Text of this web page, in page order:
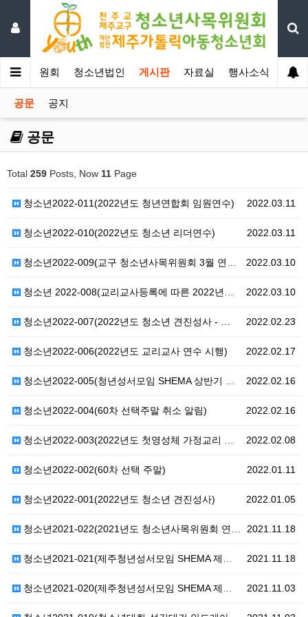
사목위원회 청소년법인 게시판 자료실 행사소식
공문 공지
공문
Total 259 Posts, Now 11 Page
2022.03.11
청소년2022-011(2022년도 청년연합회 임원연수)
2022.03.11
청소년2022-010(2022년도 청소년 리더연수)
2022.03.10
청소년2022-009(교구 청소년사목위원회 3월 연수일…
2022.03.10
청소년 2022-008(교리교사등록에 따른 2022년도…
2022.02.23
청소년2022-007(2022년도 청소년 견진성사 - …
2022.02.17
청소년2022-006(2022년도 교리교사 연수 시행)
2022.02.16
청소년2022-005(청년성서모임 SHEMA 상반기 그…
2022.02.16
청소년2022-004(60차 선택주말 취소 알림)
2022.02.08
청소년2022-003(2022년도 첫영성체 가정교리 교…
2022.01.11
청소년2022-002(60차 선택 주말)
2022.01.05
청소년2022-001(2022년도 청소년 견진성사)
2021.11.18
청소년2021-022(2021년도 청소년사목위원회 연수…
2021.11.18
청소년2021-021(제주청년성서모임 SHEMA 제주 …
2021.11.03
청소년2021-020(제주청년성서모임 SHEMA 제주 …